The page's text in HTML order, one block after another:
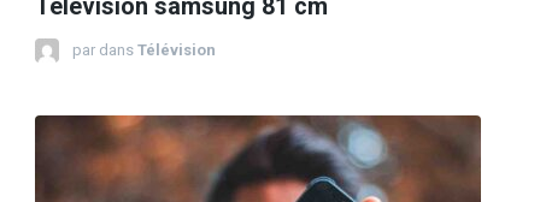
Télévision samsung 81 cm
par dans Télévision